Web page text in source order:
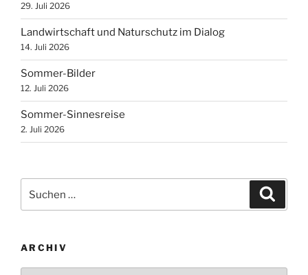
29. Juli 2026
Landwirtschaft und Naturschutz im Dialog
14. Juli 2026
Sommer-Bilder
12. Juli 2026
Sommer-Sinnesreise
2. Juli 2026
nach:
ARCHIV